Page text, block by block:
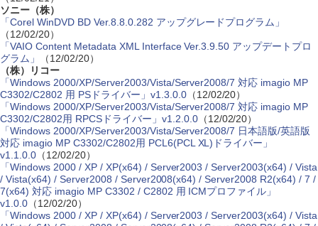
ソニー（株）
「Corel WinDVD BD Ver.8.8.0.282 アップグレードプログラム」
（12/02/20）
「VAIO Content Metadata XML Interface Ver.3.9.50 アップデートプロ
グラム」
（12/02/20）
（株）リコー
「Windows 2000/XP/Server2003/Vista/Server2008/7 対応 imagio MP
C3302/C2802 用 PSドライバー」v1.3.0.0（12/02/20）
「Windows 2000/XP/Server2003/Vista/Server2008/7 対応 imagio MP
C3302/C2802用 RPCSドライバー」v1.2.0.0（12/02/20）
「Windows 2000/XP/Server2003/Vista/Server2008/7 日本語版/英語版
対応 imagio MP C3302/C2802用 PCL6(PCL XL)ドライバー」
v1.1.0.0（12/02/20）
「Windows 2000 / XP / XP(x64) / Server2003 / Server2003(x64) / Vista
/ Vista(x64) / Server2008 / Server2008(x64) / Server2008 R2(x64) / 7 /
7(x64) 対応 imagio MP C3302 / C2802 用 ICMプロファイル」
v1.0.0（12/02/20）
「Windows 2000 / XP / XP(x64) / Server2003 / Server2003(x64) / Vista